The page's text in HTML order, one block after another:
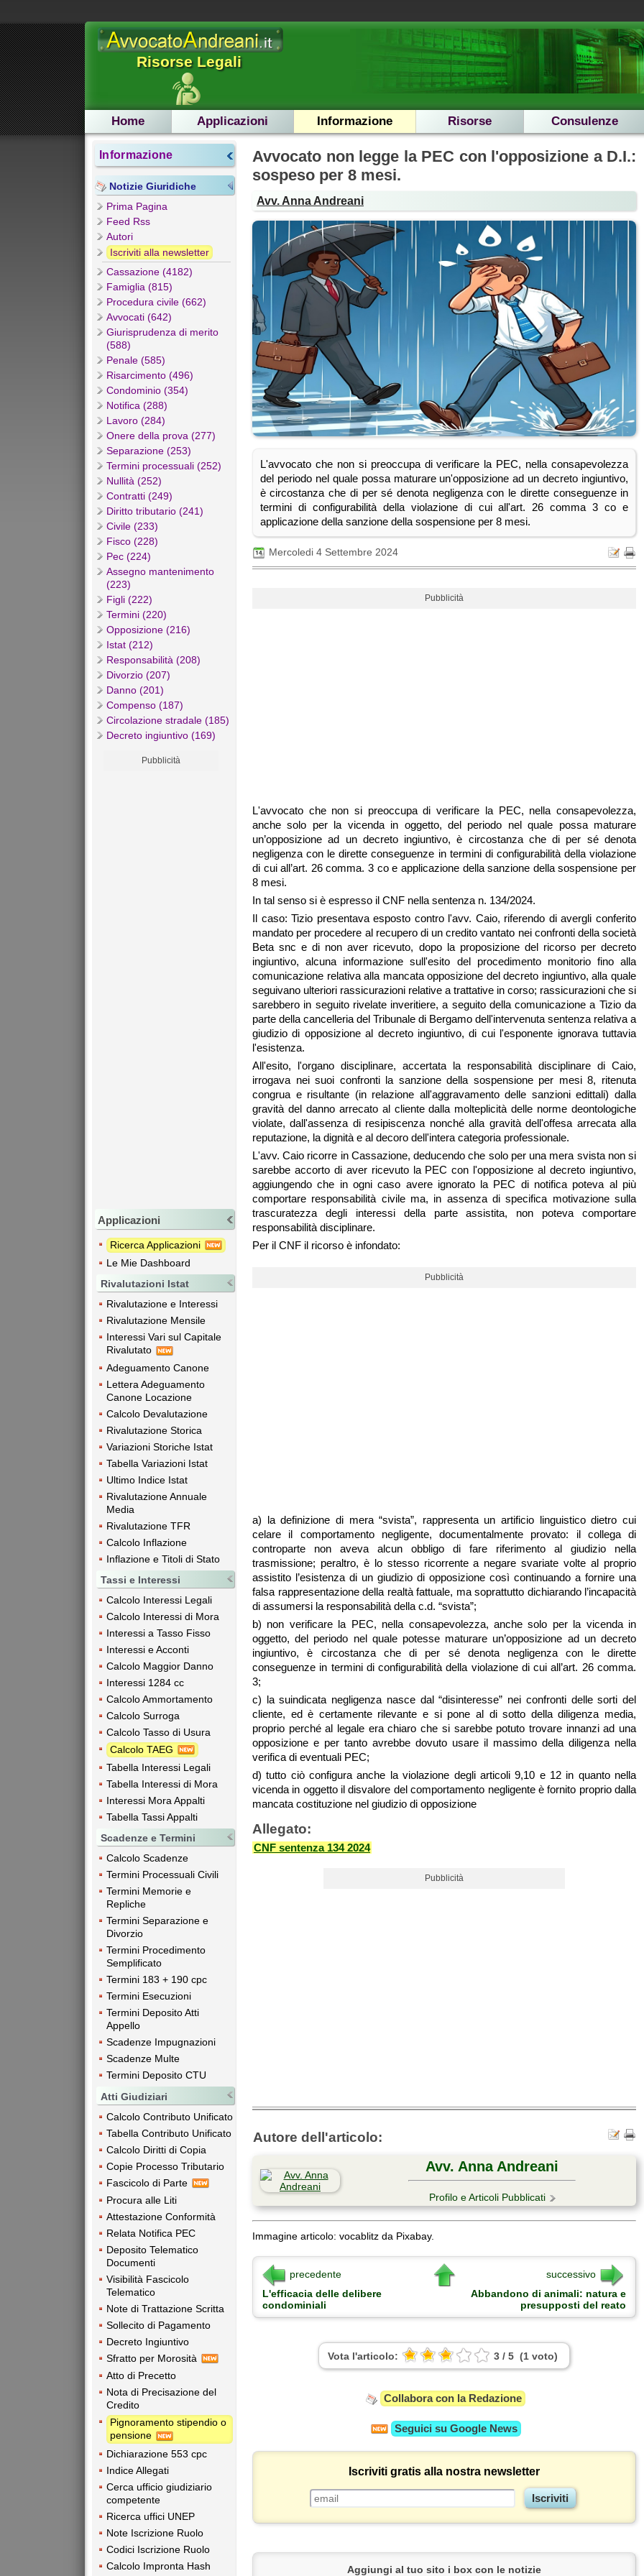
Risorse Legali
Home Applicazioni Informazione Risorse Consulenze
Informazione
Notizie Giuridiche
Prima Pagina
Feed Rss
Autori
Iscriviti alla newsletter
Cassazione (4182)
Famiglia (815)
Procedura civile (662)
Avvocati (642)
Giurisprudenza di merito
(588)
Penale (585)
Risarcimento (496)
Condominio (354)
Notifica (288)
Lavoro (284)
Onere della prova (277)
Separazione (253)
Termini processuali (252)
Nullità (252)
Contratti (249)
Diritto tributario (241)
Civile (233)
Fisco (228)
Pec (224)
Assegno mantenimento
(223)
Figli (222)
Termini (220)
Opposizione (216)
Istat (212)
Responsabilità (208)
Divorzio (207)
Danno (201)
Compenso (187)
Circolazione stradale (185)
Decreto ingiuntivo (169)
Pubblicità
Applicazioni
Ricerca Applicazioni
Le Mie Dashboard
Rivalutazioni Istat
Rivalutazione e Interessi
Rivalutazione Mensile
Interessi Vari sul Capitale
Rivalutato
Adeguamento Canone
Lettera Adeguamento
Canone Locazione
Calcolo Devalutazione
Rivalutazione Storica
Variazioni Storiche Istat
Tabella Variazioni Istat
Ultimo Indice Istat
Rivalutazione Annuale
Media
Rivalutazione TFR
Calcolo Inflazione
Inflazione e Titoli di Stato
Tassi e Interessi
Calcolo Interessi Legali
Calcolo Interessi di Mora
Interessi a Tasso Fisso
Interessi e Acconti
Calcolo Maggior Danno
Interessi 1284 cc
Calcolo Ammortamento
Calcolo Surroga
Calcolo Tasso di Usura
Calcolo TAEG
Tabella Interessi Legali
Tabella Interessi di Mora
Interessi Mora Appalti
Tabella Tassi Appalti
Scadenze e Termini
Calcolo Scadenze
Termini Processuali Civili
Termini Memorie e
Repliche
Termini Separazione e
Divorzio
Termini Procedimento
Semplificato
Termini 183 + 190 cpc
Termini Esecuzioni
Termini Deposito Atti
Appello
Scadenze Impugnazioni
Scadenze Multe
Termini Deposito CTU
Atti Giudiziari
Calcolo Contributo Unificato
Tabella Contributo Unificato
Calcolo Diritti di Copia
Copie Processo Tributario
Fascicolo di Parte
Procura alle Liti
Attestazione Conformità
Relata Notifica PEC
Deposito Telematico
Documenti
Visibilità Fascicolo
Telematico
Note di Trattazione Scritta
Sollecito di Pagamento
Decreto Ingiuntivo
Sfratto per Morosità
Atto di Precetto
Nota di Precisazione del
Credito
Pignoramento stipendio o
pensione
Dichiarazione 553 cpc
Indice Allegati
Cerca ufficio giudiziario
competente
Ricerca uffici UNEP
Note Iscrizione Ruolo
Codici Iscrizione Ruolo
Calcolo Impronta Hash
Avvocato non legge la PEC con l'opposizione a D.I.:
sospeso per 8 mesi.
Avv. Anna Andreani
L'avvocato che non si preoccupa di verificare la PEC, nella consapevolezza
del periodo nel quale possa maturare un'opposizione ad un decreto ingiuntivo,
è circostanza che di per sé denota negligenza con le dirette conseguenze in
termini di configurabilità della violazione di cui all'art. 26 comma 3 co e
applicazione della sanzione della sospensione per 8 mesi.
Mercoledi 4 Settembre 2024
Pubblicità
L'avvocato che non si preoccupa di verificare la PEC, nella consapevolezza,
anche solo per la vicenda in oggetto, del periodo nel quale possa maturare
un’opposizione ad un decreto ingiuntivo, è circostanza che di per sé denota
negligenza con le dirette conseguenze in termini di configurabilità della violazione
di cui all’art. 26 comma. 3 co e applicazione della sanzione della sospensione per
8 mesi.
In tal senso si è espresso il CNF nella sentenza n. 134/2024.
Il caso: Tizio presentava esposto contro l'avv. Caio, riferendo di avergli conferito
mandato per procedere al recupero di un credito vantato nei confronti della società
Beta snc e di non aver ricevuto, dopo la proposizione del ricorso per decreto
ingiuntivo, alcuna informazione sull'esito del procedimento monitorio fino alla
comunicazione relativa alla mancata opposizione del decreto ingiuntivo, alla quale
seguivano ulteriori rassicurazioni relative a trattative in corso; rassicurazioni che si
sarebbero in seguito rivelate inveritiere, a seguito della comunicazione a Tizio da
parte della cancelleria del Tribunale di Bergamo dell'intervenuta sentenza relativa a
giudizio di opposizione al decreto ingiuntivo, di cui l'esponente ignorava tuttavia
l'esistenza.
All'esito, l'organo disciplinare, accertata la responsabilità disciplinare di Caio,
irrogava nei suoi confronti la sanzione della sospensione per mesi 8, ritenuta
congrua e risultante (in relazione all'aggravamento delle sanzioni edittali) dalla
gravità del danno arrecato al cliente dalla molteplicità delle norme deontologiche
violate, dall'assenza di resipiscenza nonché alla gravità dell'offesa arrecata alla
reputazione, la dignità e al decoro dell'intera categoria professionale.
L'avv. Caio ricorre in Cassazione, deducendo che solo per una mera svista non si
sarebbe accorto di aver ricevuto la PEC con l'opposizione al decreto ingiuntivo,
aggiungendo che in ogni caso avere ignorato la PEC di notifica poteva al più
comportare responsabilità civile ma, in assenza di specifica motivazione sulla
trascuratezza degli interessi della parte assistita, non poteva comportare
responsabilità disciplinare.
Per il CNF il ricorso è infondato:
Pubblicità
a) la definizione di mera “svista”, rappresenta un artificio linguistico dietro cui
celare il comportamento negligente, documentalmente provato: il collega di
controparte non aveva alcun obbligo di fare riferimento al giudizio nella
trasmissione; peraltro, è lo stesso ricorrente a negare svariate volte al proprio
assistito l’esistenza di un giudizio di opposizione così continuando a fornire una
falsa rappresentazione della realtà fattuale, ma soprattutto dichiarando l’incapacità
di assumersi la responsabilità della c.d. “svista”;
b) non verificare la PEC, nella consapevolezza, anche solo per la vicenda in
oggetto, del periodo nel quale potesse maturare un’opposizione ad un decreto
ingiuntivo, è circostanza che di per sé denota negligenza con le dirette
conseguenze in termini di configurabilità della violazione di cui all’art. 26 comma.
3;
c) la suindicata negligenza nasce dal “disinteresse” nei confronti delle sorti del
cliente, ed è certamente rilevante e si pone al di sotto della diligenza media,
proprio perché al legale era chiaro che si sarebbe potuto trovare innanzi ad una
opposizione e per tanto avrebbe dovuto usare il massimo della diligenza nella
verifica di eventuali PEC;
d) tutto ciò configura anche la violazione degli articoli 9,10 e 12 in quanto nella
vicenda in oggetto il disvalore del comportamento negligente è fornito proprio dalla
mancata costituzione nel giudizio di opposizione
Allegato:
CNF sentenza 134 2024
Pubblicità
Autore dell'articolo:
Avv. Anna Andreani
Profilo e Articoli Pubblicati
Immagine articolo: vocablitz da Pixabay.
precedente
successivo
L'efficacia delle delibere
condominiali
Abbandono di animali: natura e
presupposti del reato
Vota l'articolo: 3 / 5 (1 voto)
Collabora con la Redazione
Seguici su Google News
Iscriviti gratis alla nostra newsletter
Aggiungi al tuo sito i box con le notizie